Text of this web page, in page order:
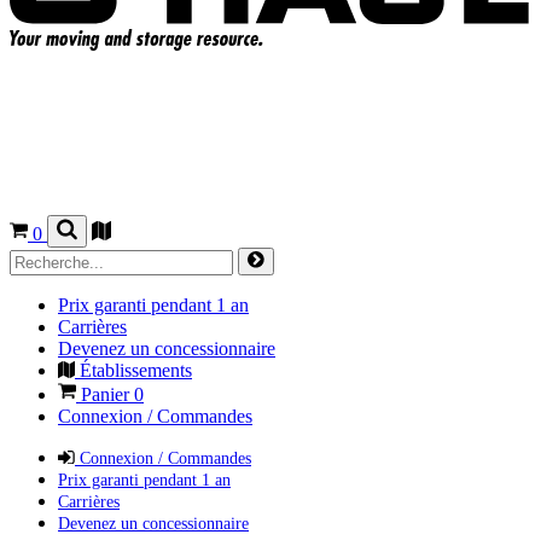
0
Prix garanti pendant 1 an
Carrières
Devenez un concessionnaire
Établissements
Panier0
Connexion / Commandes
Connexion / Commandes
Prix garanti pendant 1 an
Carrières
Devenez un concessionnaire